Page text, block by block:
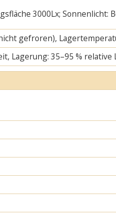
3000Lx; Sonnenlicht:
gefroren),
Lagerung: 35–95 %